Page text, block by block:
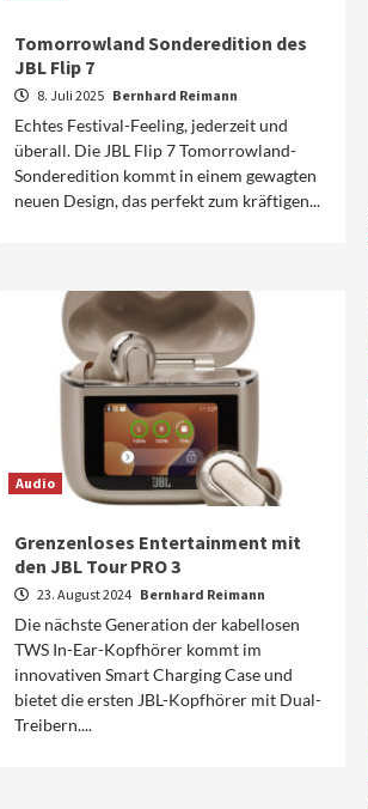
Tomorrowland Sonderedition des
JBL Flip 7
8. Juli 2025 Bernhard Reimann
Echtes Festival-Feeling, jederzeit und
überall. Die JBL Flip 7 Tomorrowland-
Sonderedition kommt in einem gewagten
neuen Design, das perfekt zum kräftigen...
Audio
Grenzenloses Entertainment mit
den JBL Tour PRO 3
23. August 2024 Bernhard Reimann
Die nächste Generation der kabellosen
TWS In-Ear-Kopfhörer kommt im
innovativen Smart Charging Case und
bietet die ersten JBL-Kopfhörer mit Dual-
Treibern....